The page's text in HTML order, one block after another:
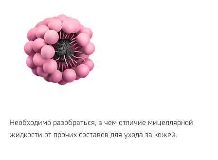
Необходимо разобраться, в чем отличие мицеллярной
жидкости от прочих составов для ухода за кожей.